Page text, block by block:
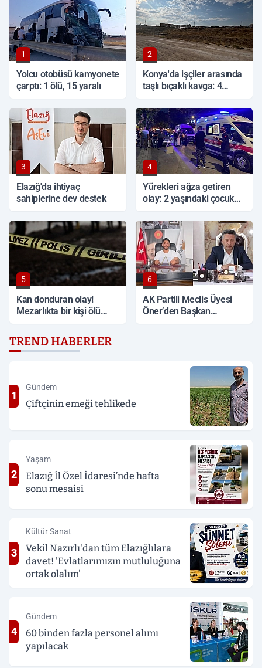
1
Yolcu otobüsü kamyonete
çarptı: 1 ölü, 15 yaralı
2
Konya'da işçiler arasında
taşlı bıçaklı kavga: 4
3
Elazığ'da ihtiyaç
sahiplerine dev destek
4
Yürekleri ağza getiren
olay: 2 yaşındaki çocuk
5
Kan donduran olay!
Mezarlıkta bir kişi ölü
6
AK Partili Meclis Üyesi
Öner’den Başkan
TREND HABERLER
1
Gündem
Çiftçinin emeği tehlikede
2
Yaşam
Elazığ İl Özel İdaresi’nde hafta
sonu mesaisi
3
Kültür Sanat
Vekil Nazırlı'dan tüm Elazığlılara
davet! 'Evlatlarımızın mutluluğuna
ortak olalım'
4
Gündem
60 binden fazla personel alımı
yapılacak